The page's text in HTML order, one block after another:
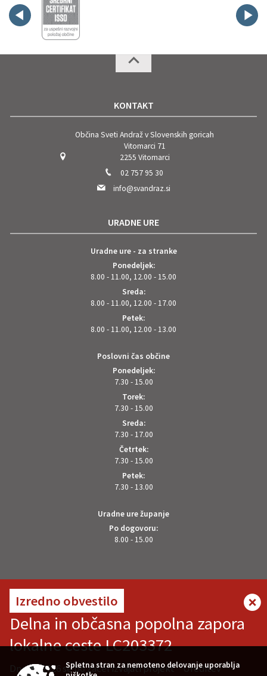
Izredno obvestilo
Delna in občasna popolna zapora
lokalne ceste LC203372
Dne 7.8.2026 se bo začel izvajati projekt " Ureditev
KONTAKT
Občina Sveti Andraž v Slovenskih goricah
Vitomarci 71
2255 Vitomarci
02 757 95 30
info@svandraz.si
URADNE URE
Uradne ure - za stranke
Ponedeljek:
8.00 - 11.00, 12.00 - 15.00
Sreda:
8.00 - 11.00, 12.00 - 17.00
Petek:
8.00 - 11.00, 12.00 - 13.00
Poslovni čas občine
Ponedeljek:
7.30 - 15.00
Torek:
7.30 - 15.00
Sreda:
7.30 - 17.00
Četrtek:
7.30 - 15.00
Petek:
7.30 - 13.00
Uradne ure županje
Po dogovoru:
8.00 - 15.00
VREMENSKA NAPOVED
Spletna stran za nemoteno delovanje uporablja